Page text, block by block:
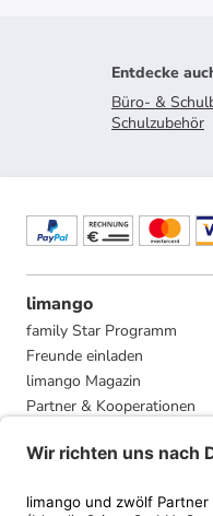
Entdecke
Büro- &
Schulzubehör
limango
family Star Programm
Freunde einladen
limango Magazin
Partner & Kooperationen
Presse